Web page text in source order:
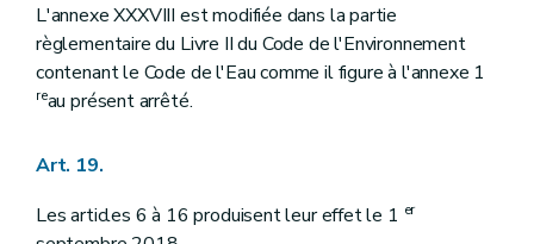
L'annexe XXXVIII est modifiée dans la partie
règlementaire du Livre II du Code de l'Environnement
contenant le Code de l'Eau comme il figure à l'annexe 1
reau présent arrêté.
Art. 19.
Les articles 6 à 16 produisent leur effet le 1 er